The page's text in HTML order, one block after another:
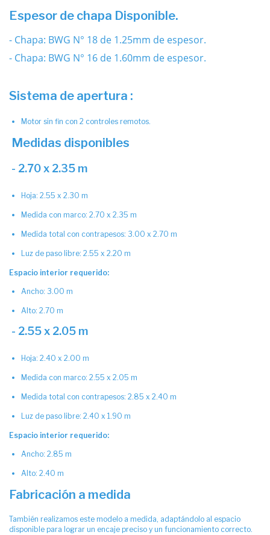
Espesor de chapa Disponible.
- Chapa: BWG N° 18 de 1.25mm de espesor.
- Chapa: BWG N° 16 de 1.60mm de espesor.
Sistema de apertura :
Motor sin fin con 2 controles remotos.
Medidas disponibles
- 2.70 x 2.35 m
Hoja: 2.55 x 2.30 m
Medida con marco: 2.70 x 2.35 m
Medida total con contrapesos: 3.00 x 2.70 m
Luz de paso libre: 2.55 x 2.20 m
Espacio interior requerido:
Ancho: 3.00 m
Alto: 2.70 m
- 2.55 x 2.05 m
Hoja: 2.40 x 2.00 m
Medida con marco: 2.55 x 2.05 m
Medida total con contrapesos: 2.85 x 2.40 m
Luz de paso libre: 2.40 x 1.90 m
Espacio interior requerido:
Ancho: 2.85 m
Alto: 2.40 m
Fabricación a medida
También realizamos este modelo a medida, adaptándolo al espacio
disponible para lograr un encaje preciso y un funcionamiento correcto.